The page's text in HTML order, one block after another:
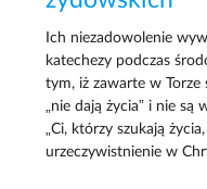
Ich niezadowolenie
katechezy podczas
tym, iż zawarte w
„nie dają życia” i nie
„Ci, którzy szukają
urzeczywistnienie w